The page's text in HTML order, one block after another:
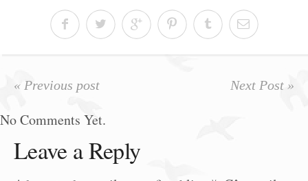
« Previous post Next Post »
No Comments Yet.
Leave a Reply